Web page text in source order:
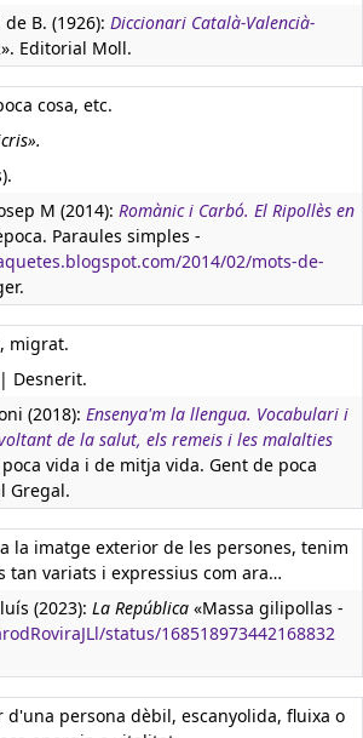
B. (1926): Diccionari Català-Valencià-
Editorial Moll.
cosa, etc.
M (2014): Romànic i Carbó. El Ripollès en
Paraules simples -
2014/02/mots-de-
migrat.
Desnerit.
(2018): Ensenya'm la llengua. Vocabulari i
de la salut, els remeis i les malalties
vida i de mitja vida. Gent de poca
Gregal.
la imatge exterior de les persones, tenim
tan variats i expressius com ara…
(2023): La República «Massa gilipollas -
status/168518973442168832
d'una persona dèbil, escanyolida, fluixa o